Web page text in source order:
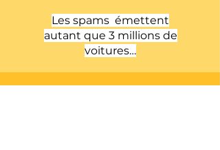
Les spams émettent
autant que 3 millions de
voitures…